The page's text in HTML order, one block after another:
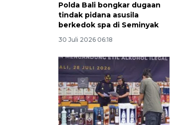
Polda Bali bongkar dugaan
tindak pidana asusila
berkedok spa di Seminyak
30 Juli 2026 06:18